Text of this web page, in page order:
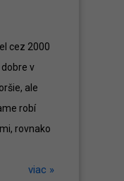
cez 2000
v
ale
robí
rovnako
viac »